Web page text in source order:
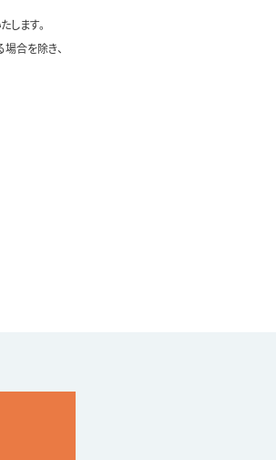
ます。
合を除き、